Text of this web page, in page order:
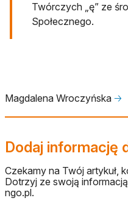
Twórczych „ę” ze
Społecznego.
Magdalena Wroczyńska 🡢
Dodaj informację
Czekamy na Twój artykuł,
Dotrzyj ze swoją
ngo.pl.